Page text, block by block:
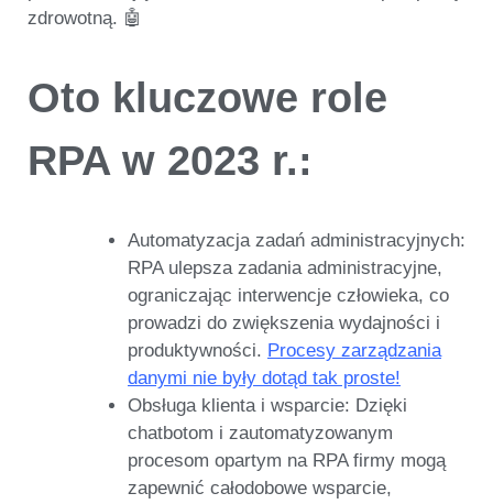
zdrowotną. 🤖
Oto kluczowe role
RPA w 2023 r.:
Automatyzacja zadań administracyjnych:
RPA ulepsza zadania administracyjne,
ograniczając interwencje człowieka, co
prowadzi do zwiększenia wydajności i
produktywności. Procesy zarządzania
danymi nie były dotąd tak proste!
Obsługa klienta i wsparcie: Dzięki
chatbotom i zautomatyzowanym
procesom opartym na RPA firmy mogą
zapewnić całodobowe wsparcie,